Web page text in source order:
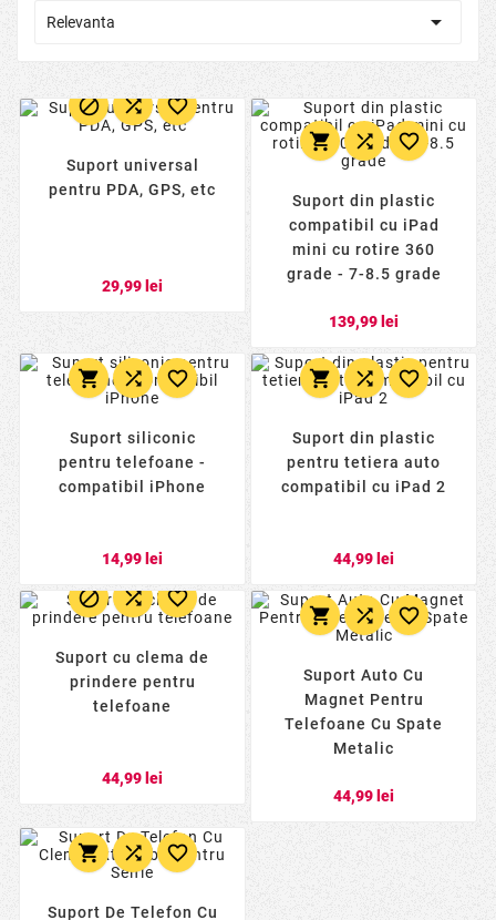
Relevanta 
  
Suport universal
pentru PDA, GPS, etc
29,99 lei
  
Suport din plastic
compatibil cu iPad
mini cu rotire 360
grade - 7-8.5 grade
139,99 lei
  
Suport siliconic
pentru telefoane -
compatibil iPhone
14,99 lei
  
Suport din plastic
pentru tetiera auto
compatibil cu iPad 2
44,99 lei
  
Suport cu clema de
prindere pentru
telefoane
44,99 lei
  
Suport Auto Cu
Magnet Pentru
Telefoane Cu Spate
Metalic
44,99 lei
  
Suport De Telefon Cu